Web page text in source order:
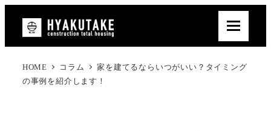
HOME コラム
家を建てるならいつがいい？タイミング
の事例を紹介します！